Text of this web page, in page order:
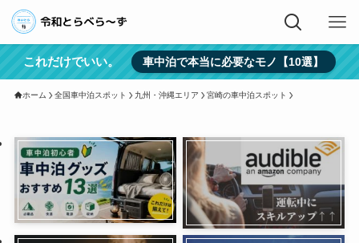
これだけでいい。 車中泊で本当に必要なモノ【10選】
ホーム 全国車中泊スポット 九州・沖縄エリア 宮崎の車中泊スポット